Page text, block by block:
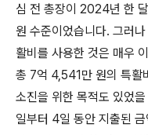
심 전 총장이 2024년 한
원 수준이었습니다. 그러
활비를 사용한 것은 매우
총 7억 4,541만 원의 특활
소진을 위한 목적도 있었
일부터 4일 동안 지출된